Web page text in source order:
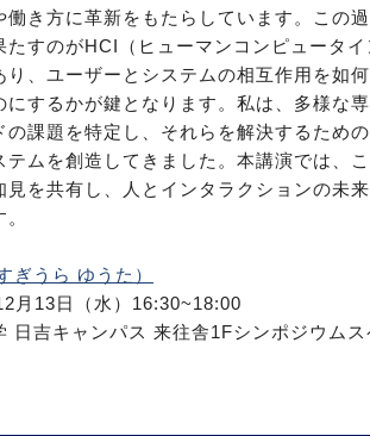
働き方に革新をもたらしています。この
たすのがHCI（ヒューマンコンピュータイ
り、ユーザーとシステムの相互作用を如
にするかが鍵となります。私は、多様な
の課題を特定し、それらを解決するため
テムを創造してきました。本講演では、
見を共有し、人とインタラクションの未
ぎうら ゆうた）
月13日（水）16:30~18:00
日吉キャンパス 来往舎1Fシンポジウムス